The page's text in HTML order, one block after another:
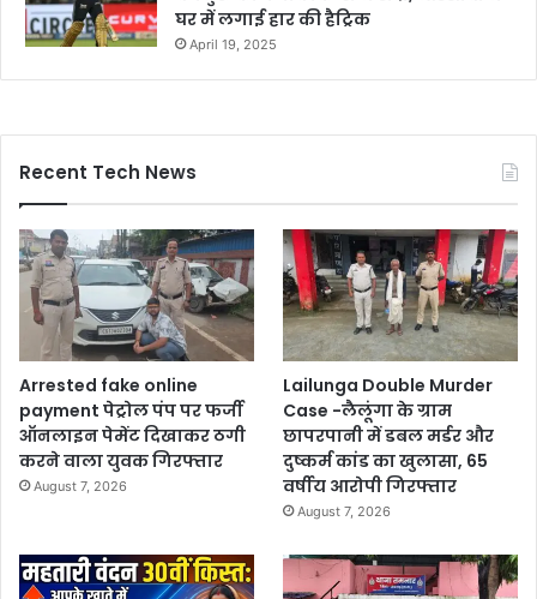
घर में लगाई हार की हैट्रिक
April 19, 2025
Recent Tech News
Arrested fake online
payment पेट्रोल पंप पर फर्जी
ऑनलाइन पेमेंट दिखाकर ठगी
करने वाला युवक गिरफ्तार
August 7, 2026
Lailunga Double Murder
Case -लैलूंगा के ग्राम
छापरपानी में डबल मर्डर और
दुष्कर्म कांड का खुलासा, 65
वर्षीय आरोपी गिरफ्तार
August 7, 2026